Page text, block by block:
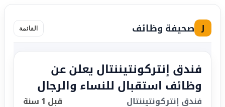
J صحيفة وظائف القائمة
فندق إنتركونتيننتال يعلن عن
وظائف استقبال للنساء والرجال
فندق إنتركونتيننتال
قبل 1 سنة